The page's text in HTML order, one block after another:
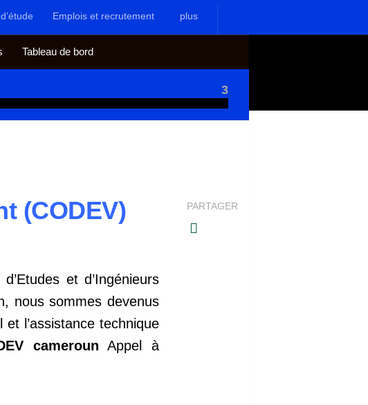
Emplois et recrutement plus
Tableau de bord
3
(CODEV)
et d’Ingénieurs
nous sommes devenus
l’assistance technique
cameroun Appel à
PARTAGER